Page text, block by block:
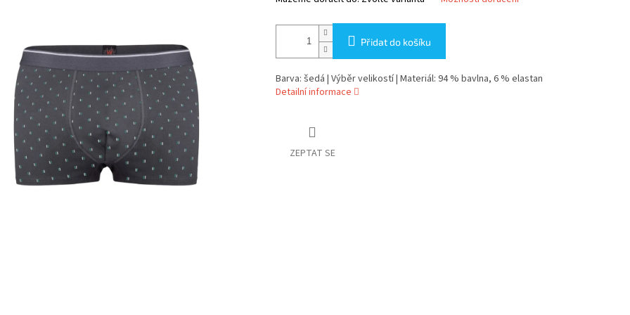
Přidat do košíku
Barva: šedá | Výběr velikostí | Materiál: 94 % bavlna, 6 % elastan
Detailní informace
ZEPTAT SE